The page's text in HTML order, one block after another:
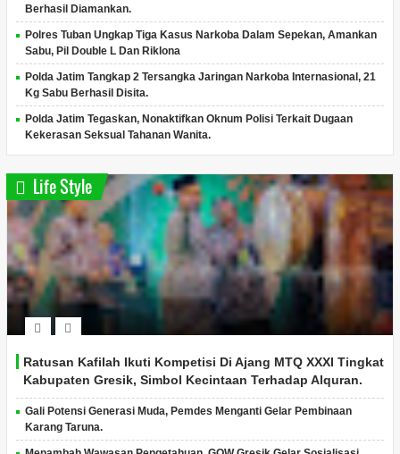
Berhasil Diamankan.
Polres Tuban Ungkap Tiga Kasus Narkoba Dalam Sepekan, Amankan
Sabu, Pil Double L Dan Riklona
Polda Jatim Tangkap 2 Tersangka Jaringan Narkoba Internasional, 21
Kg Sabu Berhasil Disita.
Polda Jatim Tegaskan, Nonaktifkan Oknum Polisi Terkait Dugaan
Kekerasan Seksual Tahanan Wanita.
Life Style
Ratusan Kafilah Ikuti Kompetisi Di Ajang MTQ XXXI Tingkat
Kabupaten Gresik, Simbol Kecintaan Terhadap Alquran.
Gali Potensi Generasi Muda, Pemdes Menganti Gelar Pembinaan
Karang Taruna.